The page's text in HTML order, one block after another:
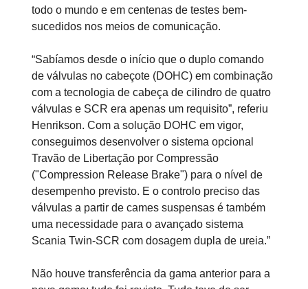
todo o mundo e em centenas de testes bem-
sucedidos nos meios de comunicação.
“Sabíamos desde o início que o duplo comando
de válvulas no cabeçote (DOHC) em combinação
com a tecnologia de cabeça de cilindro de quatro
válvulas e SCR era apenas um requisito”, referiu
Henrikson. Com a solução DOHC em vigor,
conseguimos desenvolver o sistema opcional
Travão de Libertação por Compressão
("Compression Release Brake") para o nível de
desempenho previsto. E o controlo preciso das
válvulas a partir de cames suspensas é também
uma necessidade para o avançado sistema
Scania Twin-SCR com dosagem dupla de ureia.”
Não houve transferência da gama anterior para a